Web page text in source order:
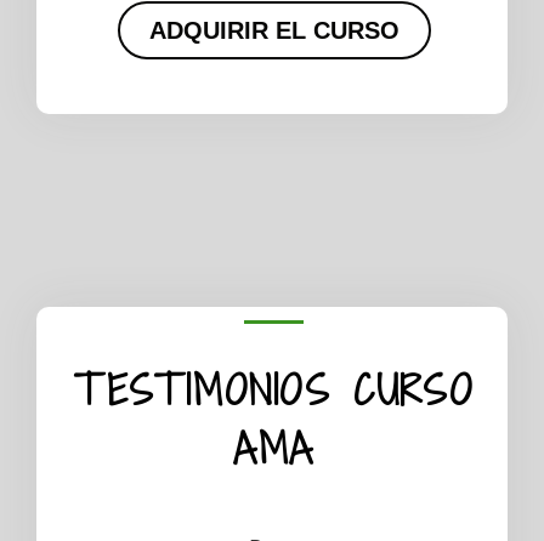
ADQUIRIR EL CURSO
TESTIMONIOS CURSO
AMA